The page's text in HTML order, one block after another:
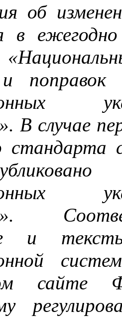
об
в
и поправок
В случае
стандарта
и
сайте